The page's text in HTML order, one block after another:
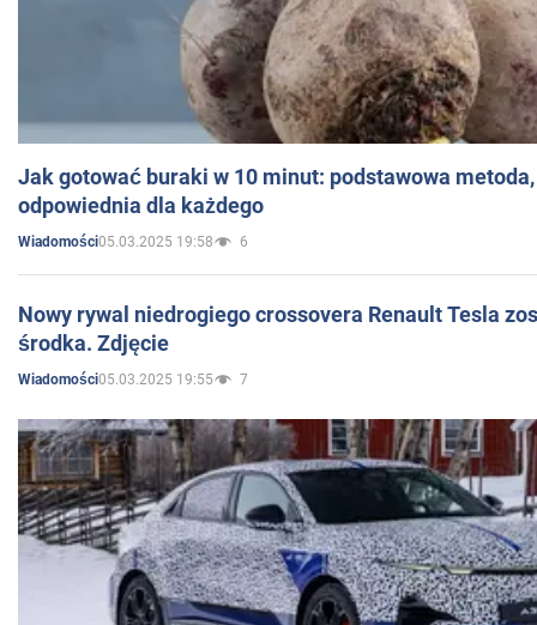
Jak gotować buraki w 10 minut: podstawowa
odpowiednia dla każdego
Wiadomości05.03.2025 19:58 6
Nowy rywal niedrogiego crossovera Renault Tesla
środka. Zdjęcie
Wiadomości05.03.2025 19:55 7